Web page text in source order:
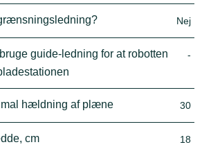
Nej
guide-ledning for at robotten
-
hældning af plæne 30
cm 18